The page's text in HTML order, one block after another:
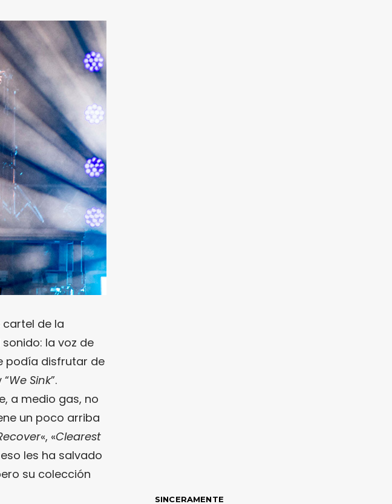
cartel de la
la voz de
podía disfrutar de
“We Sink”.
a medio gas, no
un poco arriba
«, «Clearest
eso les ha salvado
su colección
SINCERAMENTE